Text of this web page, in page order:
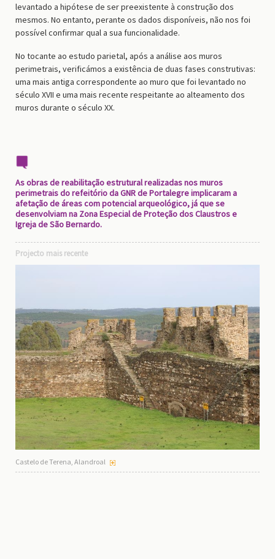
levantado a hipótese de ser preexistente à construção dos
mesmos. No entanto, perante os dados disponíveis, não nos foi
possível confirmar qual a sua funcionalidade.
No tocante ao estudo parietal, após a análise aos muros
perimetrais, verificámos a existência de duas fases construtivas:
uma mais antiga correspondente ao muro que foi levantado no
século XVII e uma mais recente respeitante ao alteamento dos
muros durante o século XX.
As obras de reabilitação estrutural realizadas nos muros
perimetrais do refeitório da GNR de Portalegre implicaram a
afetação de áreas com potencial arqueológico, já que se
desenvolviam na Zona Especial de Proteção dos Claustros e
Igreja de São Bernardo.
Projecto mais recente
Castelo de Terena, Alandroal